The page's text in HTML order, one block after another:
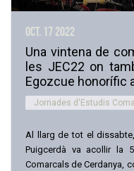
oct. 17 2022
Una vintena de
les JEC22 on
Egozcue honorífic
Jornades d'Estudis
Al llarg de tot el
Puigcerdà va acollir la
Comarcals de Cerdanya,